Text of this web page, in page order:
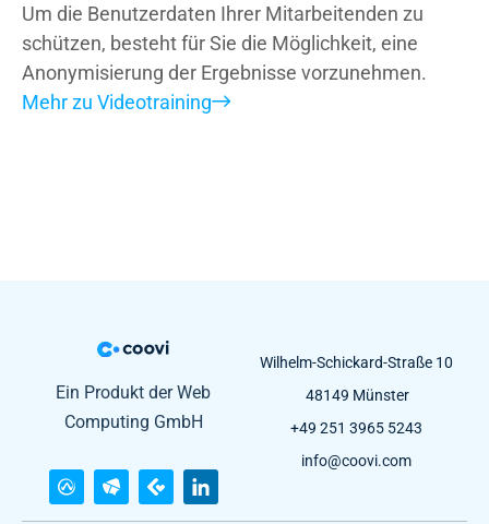
Um die Benutzerdaten Ihrer Mitarbeitenden zu
schützen, besteht für Sie die Möglichkeit, eine
Anonymisierung der Ergebnisse vorzunehmen.
Mehr zu Videotraining
Ein Produkt der Web
Computing GmbH
Wilhelm-Schickard-Straße 10
48149 Münster
+49 251 3965 5243
info@coovi.com